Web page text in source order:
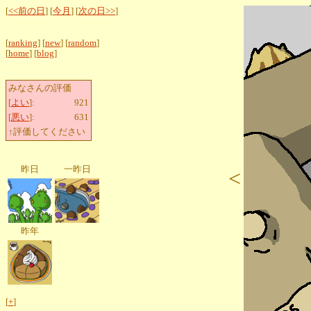
[<<前の日 ] [今月 ] [次の日>>]
[ranking] [new] [random]
[home] [blog]
みなさんの評価
[よい]:
921
[悪い]:
631
↑評価してください
昨日 一昨日
昨年
[+]
<